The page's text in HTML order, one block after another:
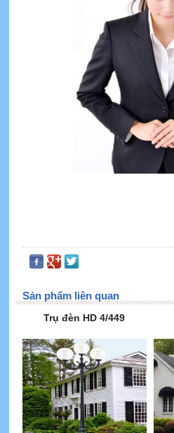
Sản phẩm liên quan
Trụ đèn HD 4/449